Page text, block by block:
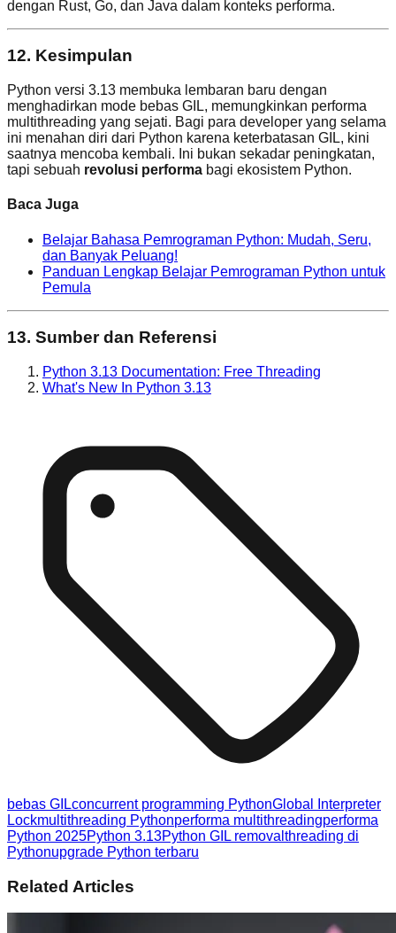
dengan Rust, Go, dan Java dalam konteks performa.
12. Kesimpulan
Python versi 3.13 membuka lembaran baru dengan
menghadirkan mode bebas GIL, memungkinkan performa
multithreading yang sejati. Bagi para developer yang selama
ini menahan diri dari Python karena keterbatasan GIL, kini
saatnya mencoba kembali. Ini bukan sekadar peningkatan,
tapi sebuah revolusi performa bagi ekosistem Python.
Baca Juga
Belajar Bahasa Pemrograman Python: Mudah, Seru,
dan Banyak Peluang!
Panduan Lengkap Belajar Pemrograman Python untuk
Pemula
13. Sumber dan Referensi
Python 3.13 Documentation: Free Threading
What's New In Python 3.13
bebas GILconcurrent programming PythonGlobal Interpreter
Lockmultithreading Pythonperforma multithreadingperforma
Python 2025Python 3.13Python GIL removal threading di
Pythonupgrade Python terbaru
Related Articles